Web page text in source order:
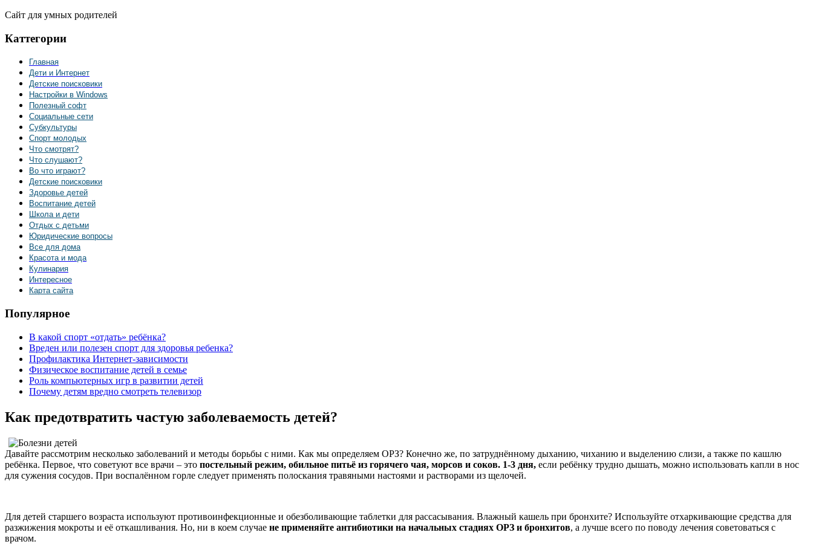
Сайт для умных родителей
Каттегории
Главная
Дети и Интернет
Детские поисковики
Настройки в Windows
Полезный софт
Социальные сети
Субкультуры
Спорт молодых
Что смотрят?
Что слушают?
Во что играют?
Детские поисковики
Здоровье детей
Воспитание детей
Школа и дети
Отдых с детьми
Юридические вопросы
Все для дома
Красота и мода
Кулинария
Интересное
Карта сайта
Популярное
В какой спорт «отдать» ребёнка?
Вреден или полезен спорт для здоровья ребенка?
Профилактика Интернет-зависимости
Физическое воспитание детей в семье
Роль компьютерных игр в развитии детей
Почему детям вредно смотреть телевизор
Как предотвратить частую заболеваемость детей?
Давайте рассмотрим несколько заболеваний и методы борьбы с ними. Как мы определяем ОРЗ? Конечно же, по затруднённому дыханию, чиханию и выделению слизи, а также по кашлю
ребёнка. Первое, что советуют все врачи – это постельный режим, обильное питьё из горячего чая, морсов и соков. 1-3 дня, если ребёнку трудно дышать, можно использовать капли в нос
для сужения сосудов. При воспалённом горле следует применять полоскания травяными настоями и растворами из щелочей.
Для детей старшего возраста используют противоинфекционные и обезболивающие таблетки для рассасывания. Влажный кашель при бронхите? Используйте отхаркивающие средства для
разжижения мокроты и её откашливания. Но, ни в коем случае не применяйте антибиотики на начальных стадиях ОРЗ и бронхитов, а лучше всего по поводу лечения советоваться с
врачом.